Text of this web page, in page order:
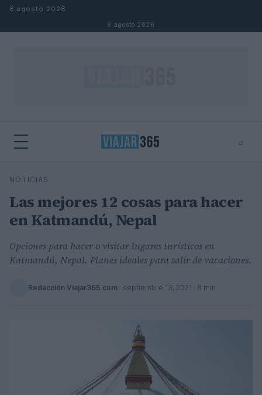
Saltar al contenido
6 agosto 2026
6 agosto 2026
⌕
Buscar
NOTICIAS
Las mejores 12 cosas para hacer
en Katmandú, Nepal
Opciones para hacer o visitar lugares turísticos en
Katmandú, Nepal. Planes ideales para salir de vacaciones.
Redacción Viajar365.com · septiembre 13, 2021 · 8 min